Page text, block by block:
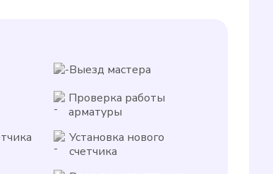
Выезд мастера
Проверка работы
арматуры
Установка нового
счетчика